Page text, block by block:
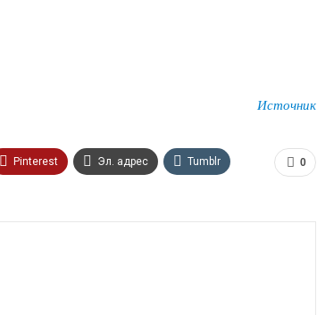
Источник
0
Pinterest Эл. адрес Tumblr